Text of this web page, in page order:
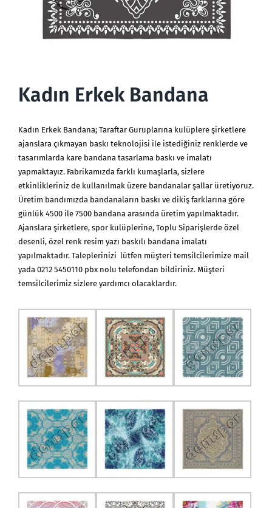
Kadın Erkek Bandana
Kadın Erkek Bandana; Taraftar Guruplarına kulüplere şirketlere
ajanslara çıkmayan baskı teknolojisi ile istediğiniz renklerde ve
tasarımlarda kare bandana tasarlama baskı ve imalatı
yapmaktayız. Fabrikamızda farklı kumaşlarla, sizlere
etkinlikleriniz de kullanılmak üzere bandanalar şallar üretiyoruz.
Üretim bandımızda bandanaların baskı ve dikiş farklarına göre
günlük 4500 ile 7500 bandana arasında üretim yapılmaktadır.
Ajanslara şirketlere, spor kulüplerine, Toplu Siparişlerde özel
desenli, özel renk resim yazı baskılı bandana imalatı
yapılmaktadır. Taleplerinizi lütfen müşteri temsilcilerimize mail
yada 0212 5450110 pbx nolu telefondan bildiriniz. Müşteri
temsilcilerimiz sizlere yardımcı olacaklardır.